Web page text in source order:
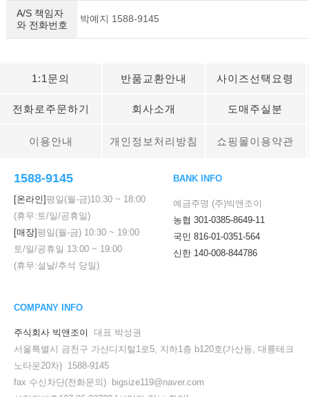
A/S 책임자
와 전화번호
박예지 1588-9145
1:1문의 반품교환안내 사이즈선택요령
전화로주문하기 회사소개 도매주실분
이용안내 개인정보처리방침 쇼핑몰이용약관
1588-9145
[온라인]평일(월-금)10:30 ~ 18:00
(휴무:토/일/공휴일)
[매장]평일(월-금) 10:30 ~ 19:00
토/일/공휴일 13:00 ~ 19:00
(휴무:설날/추석 당일)
BANK INFO
예금주명 (주)빅앤조이
농협 301-0385-8649-11
국민 816-01-0351-564
신한 140-008-844786
COMPANY INFO
주식회사 빅앤조이
대표 박성권
서울특별시 금천구 가산디지털1로5, 지하1층 b120호(가산동, 대륭테크
노타운20차) 1588-9145
fax 수신차단(전화문의) bigsize119@naver.com